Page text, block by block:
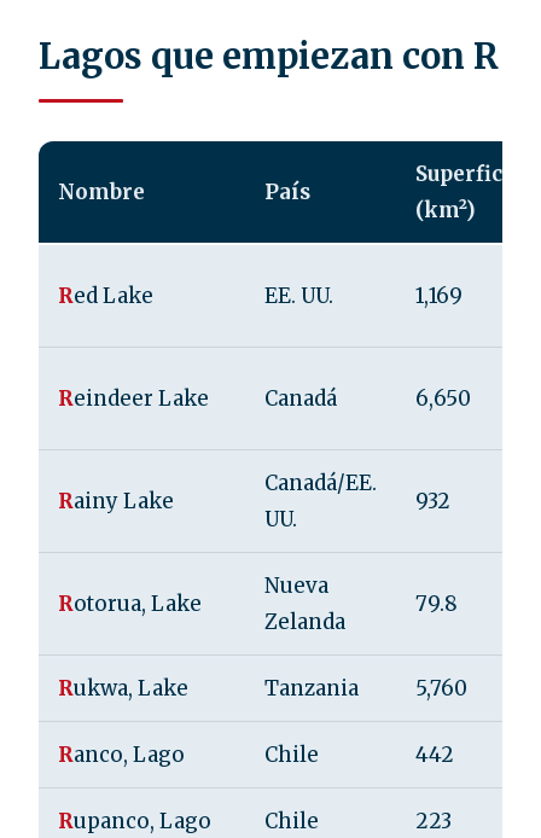
Lagos que empiezan con R
Nombre País
Superficie
(km²)
Red Lake EE. UU. 1,169
Reindeer Lake Canadá 6,650
Rainy Lake
Canadá/EE.
UU.
932
Rotorua, Lake
Nueva
Zelanda
79.8
Rukwa, Lake Tanzania 5,760
Ranco, Lago Chile 442
Rupanco, Lago Chile 223